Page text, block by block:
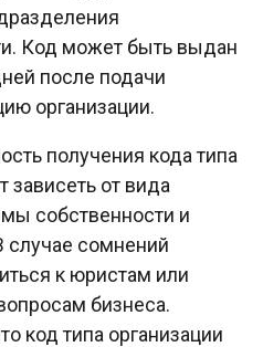
Код может быть выдан
после подачи
организации.
получения кода типа
зависеть от вида
собственности и
случае сомнений
к юристам или
бизнеса.
код типа организации